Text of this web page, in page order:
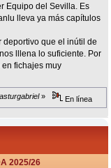
Equipo del Sevilla. Es
lleva ya más capítulos
deportivo que el inútil de
lllena lo suficiente. Por
fichajes muy
» En línea
2025/26